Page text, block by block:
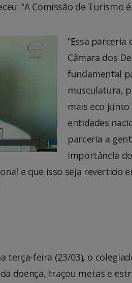
“A Comissão de Turismo
“Essa
Câmara dos
fundamental
musculatura,
mais eco junto
entidades
parceria a
importância
e que isso seja revertido
terça-feira (23/03), o
doença, traçou metas e